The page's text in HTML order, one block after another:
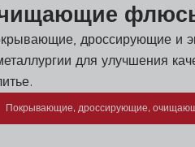
дроссирующие и
для улучшения
Покрывающие, дроссирующие,